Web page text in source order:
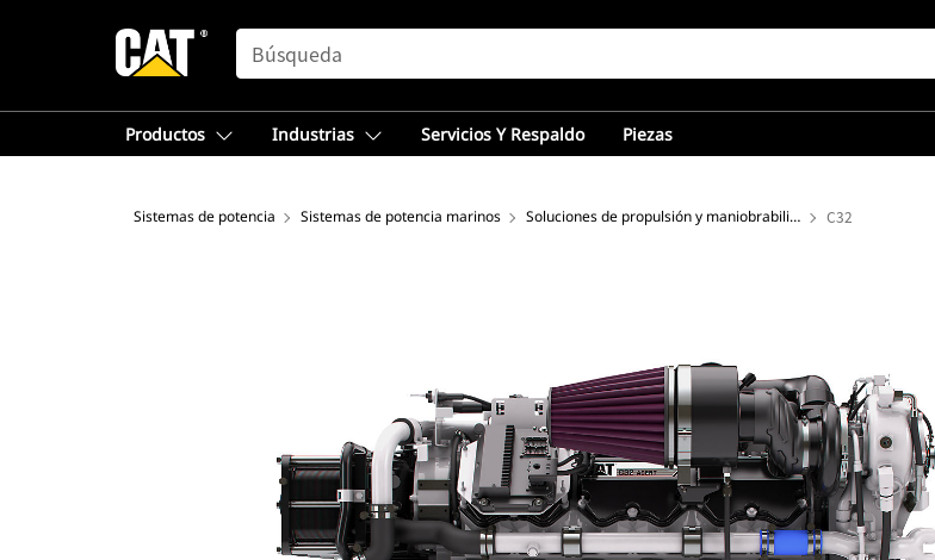
SEARCH
Productos Industrias Servicios Y Respaldo Piezas
Sistemas de potencia Sistemas de potencia marinos Soluciones de propulsión y maniobrabilidad de alto rendimiento C32